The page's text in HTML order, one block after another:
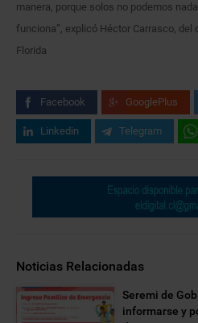
manera, porque solos no podemos
funciona”, explicó Héctor Carrasco, del
Florida
Facebook GooglePlus
Linkedin Telegram
Noticias Relacionadas
Seremi de
informarse y